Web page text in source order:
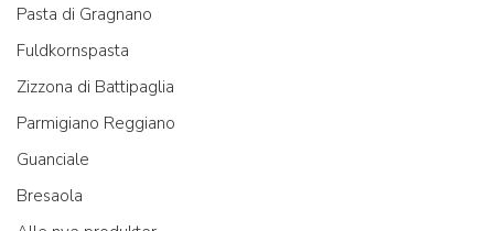
Pasta di Gragnano
Fuldkornspasta
Zizzona di Battipaglia
Parmigiano Reggiano
Guanciale
Bresaola